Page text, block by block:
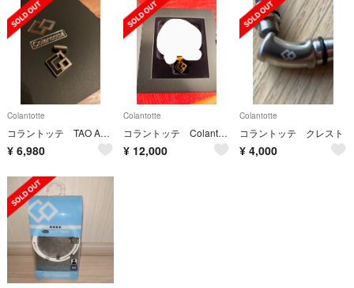
Colantotte
コラントッテ TAO AURA
¥ 6,980
Colantotte
コラントッテ Colantotte
¥ 12,000
Colantotte
コラントッテ クレスト
¥ 4,000